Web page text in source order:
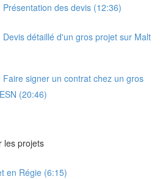
Présentation des devis (12:36)
Devis détaillé d'un gros projet sur Malt
Faire signer un contrat chez un gros
(20:46)
les projets
en Régie (6:15)